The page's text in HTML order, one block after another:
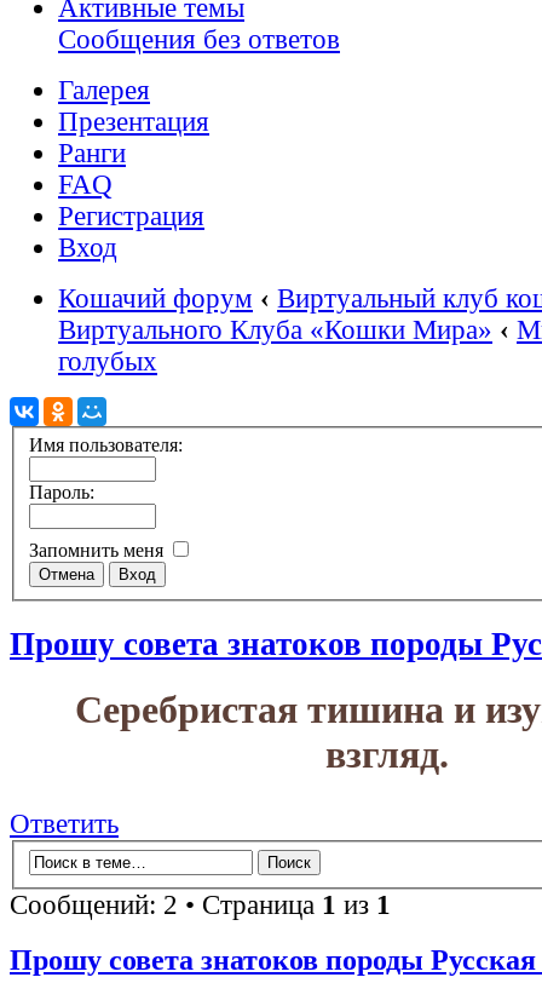
Активные темы
Сообщения без ответов
Галерея
Презентация
Ранги
FAQ
Регистрация
Вход
Кошачий форум ‹ Виртуальный клуб
Виртуального Клуба «Кошки Мира» ‹
голубых
Имя пользователя:
Пароль:
Запомнить меня
Прошу совета знатоков породы
Серебристая тишина и
взгляд.
Ответить
Сообщений: 2 • Страница 1 из 1
Прошу совета знатоков породы Русская